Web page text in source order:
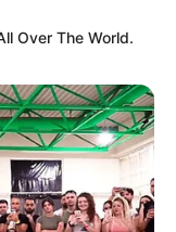
Over The World.